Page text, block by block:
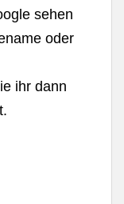
sehen
oder
ihr dann